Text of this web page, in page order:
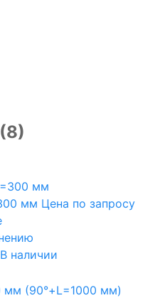
мм Цена по запросу
В наличии